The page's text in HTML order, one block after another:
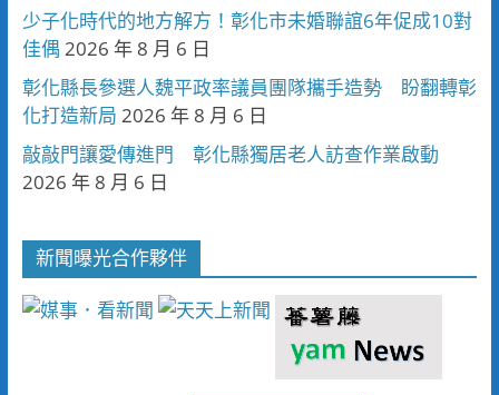
少子化時代的地方解方！彰化市未婚聯誼6年促成10對
佳偶 2026 年 8 月 6 日
彰化縣長參選人魏平政率議員團隊攜手造勢 盼翻轉彰
化打造新局 2026 年 8 月 6 日
敲敲門讓愛傳進門 彰化縣獨居老人訪查作業啟動
2026 年 8 月 6 日
新聞曝光合作夥伴